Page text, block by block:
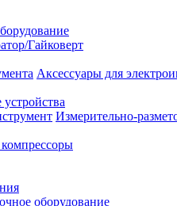
Гайковерт
Аксессуары для
Измерительно-
оборудование